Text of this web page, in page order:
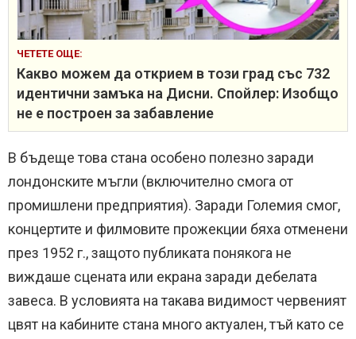
ЧЕТЕТЕ ОЩЕ:
Какво можем да открием в този град със 732
идентични замъка на Дисни. Спойлер: Изобщо
не е построен за забавление
В бъдеще това стана особено полезно заради
лондонските мъгли (включително смога от
промишлени предприятия). Заради Големия смог,
концертите и филмовите прожекции бяха отменени
през 1952 г., защото публиката понякога не
виждаше сцената или екрана заради дебелата
завеса. В условията на такава видимост червеният
цвят на кабините стана много актуален, тъй като се